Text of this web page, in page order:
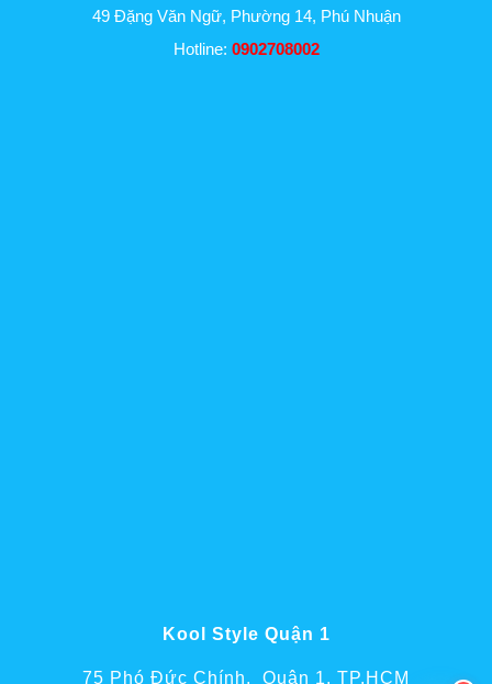
49 Đặng Văn Ngữ, Phường 14, Phú Nhuận
Hotline: 0902708002
Kool Style Quận 1
75 Phó Đức Chính, Quận 1, TP.HCM